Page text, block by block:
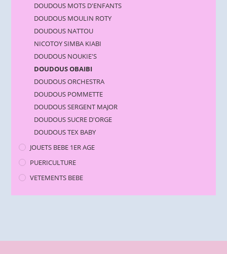
DOUDOUS MOTS D'ENFANTS
DOUDOUS MOULIN ROTY
DOUDOUS NATTOU
NICOTOY SIMBA KIABI
DOUDOUS NOUKIE'S
DOUDOUS OBAIBI
DOUDOUS ORCHESTRA
DOUDOUS POMMETTE
DOUDOUS SERGENT MAJOR
DOUDOUS SUCRE D'ORGE
DOUDOUS TEX BABY
JOUETS BEBE 1ER AGE
PUERICULTURE
VETEMENTS BEBE